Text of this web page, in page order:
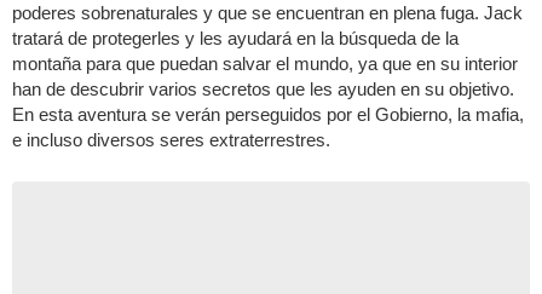
poderes sobrenaturales y que se encuentran en plena fuga. Jack
tratará de protegerles y les ayudará en la búsqueda de la
montaña para que puedan salvar el mundo, ya que en su interior
han de descubrir varios secretos que les ayuden en su objetivo.
En esta aventura se verán perseguidos por el Gobierno, la mafia,
e incluso diversos seres extraterrestres.